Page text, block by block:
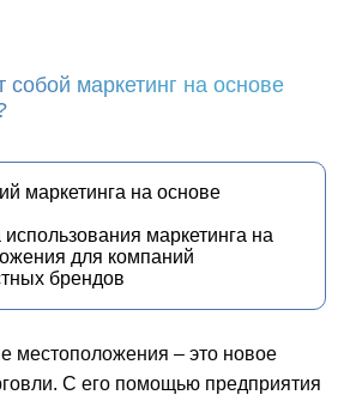
собой маркетинг на основе
маркетинга на основе
маркетинга на
для компаний
брендов
местоположения – это новое
С его помощью предприятия